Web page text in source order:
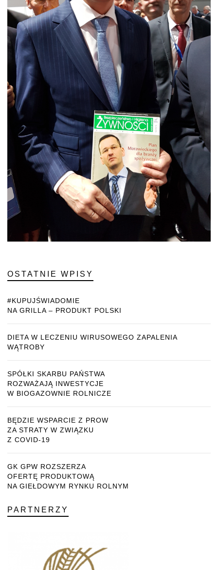
OSTATNIE WPISY
#KUPUJŚWIADOMIE
NA GRILLA – PRODUKT POLSKI
DIETA W LECZENIU WIRUSOWEGO ZAPALENIA
WĄTROBY
SPÓŁKI SKARBU PAŃSTWA
ROZWAŻAJĄ INWESTYCJE
W BIOGAZOWNIE ROLNICZE
BĘDZIE WSPARCIE Z PROW
ZA STRATY W ZWIĄZKU
Z COVID-19
GK GPW ROZSZERZA
OFERTĘ PRODUKTOWĄ
NA GIEŁDOWYM RYNKU ROLNYM
PARTNERZY